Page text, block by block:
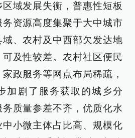
域发展失衡，普惠性短板
资源高度集聚于大中城市
、农村及中西部欠发达地
可及性较差。农村社区便民
政服务等网点布局稀疏，
加剧了服务获取的城乡分
质量参差不齐，优质化水
小微主体占比高、规模化